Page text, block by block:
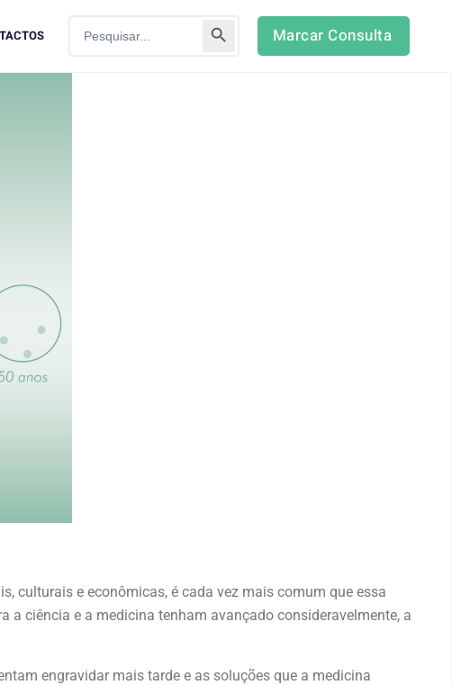
for:
Marcar Consulta
culturais e econômicas, é cada vez mais comum que essa
ciência e a medicina tenham avançado consideravelmente, a
engravidar mais tarde e as soluções que a medicina